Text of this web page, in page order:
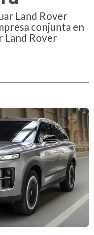
Land Rover
conjunta en
Land Rover